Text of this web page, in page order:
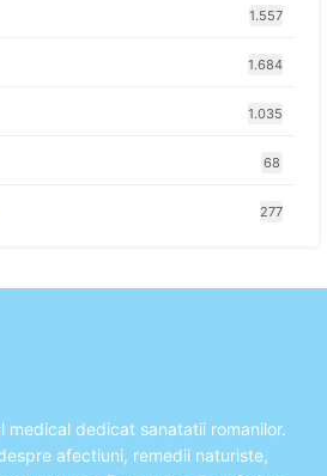
1.557
1.684
1.035
68
277
medical dedicat sanatatii romanilor.
afectiuni, remedii naturiste,